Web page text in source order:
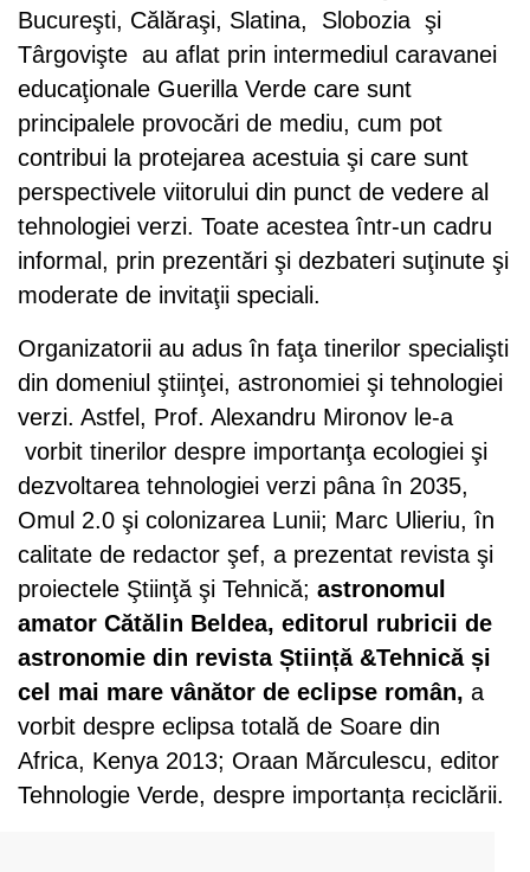
Bucureşti, Călăraşi, Slatina, Slobozia şi
Târgovişte au aflat prin intermediul caravanei
educaţionale Guerilla Verde care sunt
principalele provocări de mediu, cum pot
contribui la protejarea acestuia şi care sunt
perspectivele viitorului din punct de vedere al
tehnologiei verzi. Toate acestea într-un cadru
informal, prin prezentări şi dezbateri suţinute şi
moderate de invitaţii speciali.
Organizatorii au adus în faţa tinerilor specialişti
din domeniul ştiinţei, astronomiei şi tehnologiei
verzi. Astfel, Prof. Alexandru Mironov le-a
vorbit tinerilor despre importanţa ecologiei şi
dezvoltarea tehnologiei verzi pâna în 2035,
Omul 2.0 şi colonizarea Lunii; Marc Ulieriu, în
calitate de redactor şef, a prezentat revista şi
proiectele Ştiinţă şi Tehnică; astronomul
amator Cătălin Beldea, editorul rubricii de
astronomie din revista Știință &Tehnică și
cel mai mare vânător de eclipse român, a
vorbit despre eclipsa totală de Soare din
Africa, Kenya 2013; Oraan Mărculescu, editor
Tehnologie Verde, despre importanța reciclării.